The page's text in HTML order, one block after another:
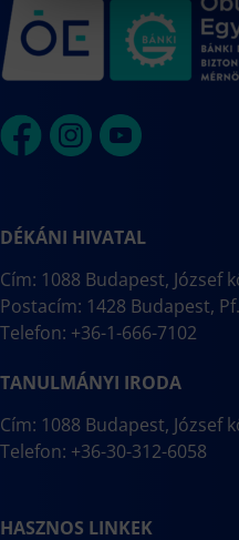
DÉKÁNI HIVATAL
Cím: 1088 Budapest, József
Postacím: 1428 Budapest,
Telefon: +36-1-666-7102
TANULMÁNYI IRODA
Cím: 1088 Budapest, József
Telefon: +36-30-312-6058
HASZNOS LINKEK